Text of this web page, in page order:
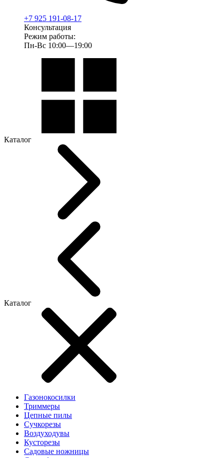
+7 925 191-08-17
Консультация
Режим работы:
Пн-Вс 10:00—19:00
Каталог
Каталог
Газонокосилки
Триммеры
Цепные пилы
Cучкорезы
Воздуходувы
Кусторезы
Садовые ножницы